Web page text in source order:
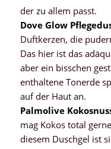
der zu allem passt.
Dove Glow
Duftkerzen, die
Das hier ist das
aber ein bisschen
enthaltene Tonerde
auf der Haut an.
Palmolive
mag Kokos total
diesem Duschgel ist